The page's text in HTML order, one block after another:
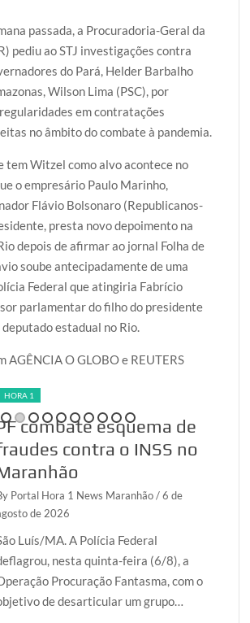
passada, a Procuradoria-Geral da
pediu ao STJ investigações contra
do Pará, Helder Barbalho
Wilson Lima (PSC), por
em contratações
no âmbito do combate à pandemia.
tem Witzel como alvo acontece no
o empresário Paulo Marinho,
Flávio Bolsonaro (Republicanos-
presta novo depoimento na
depois de afirmar ao jornal Folha de
soube antecipadamente de uma
Federal que atingiria Fabrício
parlamentar do filho do presidente
estadual no Rio.
AGÊNCIA O GLOBO e REUTERS
HORA 1
combate esquema de
contra o INSS no
Portal Hora 1 News Maranhão/ 6 de
de 2026
Luís/MA. A Polícia Federal
nesta quinta-feira (6/8), a
Procuração Fantasma, com o
de desarticular um grupo…